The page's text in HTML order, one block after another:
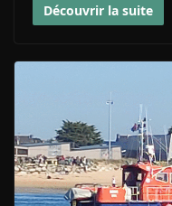
Découvrir la suite